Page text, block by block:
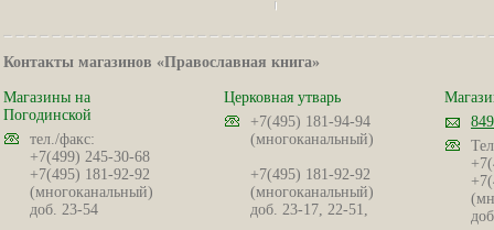
Контакты магазинов «Православная книга»
Магазины на
Погодинской
тел./факс:
+7(499) 245-30-68
+7(495) 181-92-92
(многоканальный)
доб. 23-54
Церковная утварь
+7(495) 181-94-94
(многоканальный)
+7(495) 181-92-92
(многоканальный)
доб. 23-17, 22-51,